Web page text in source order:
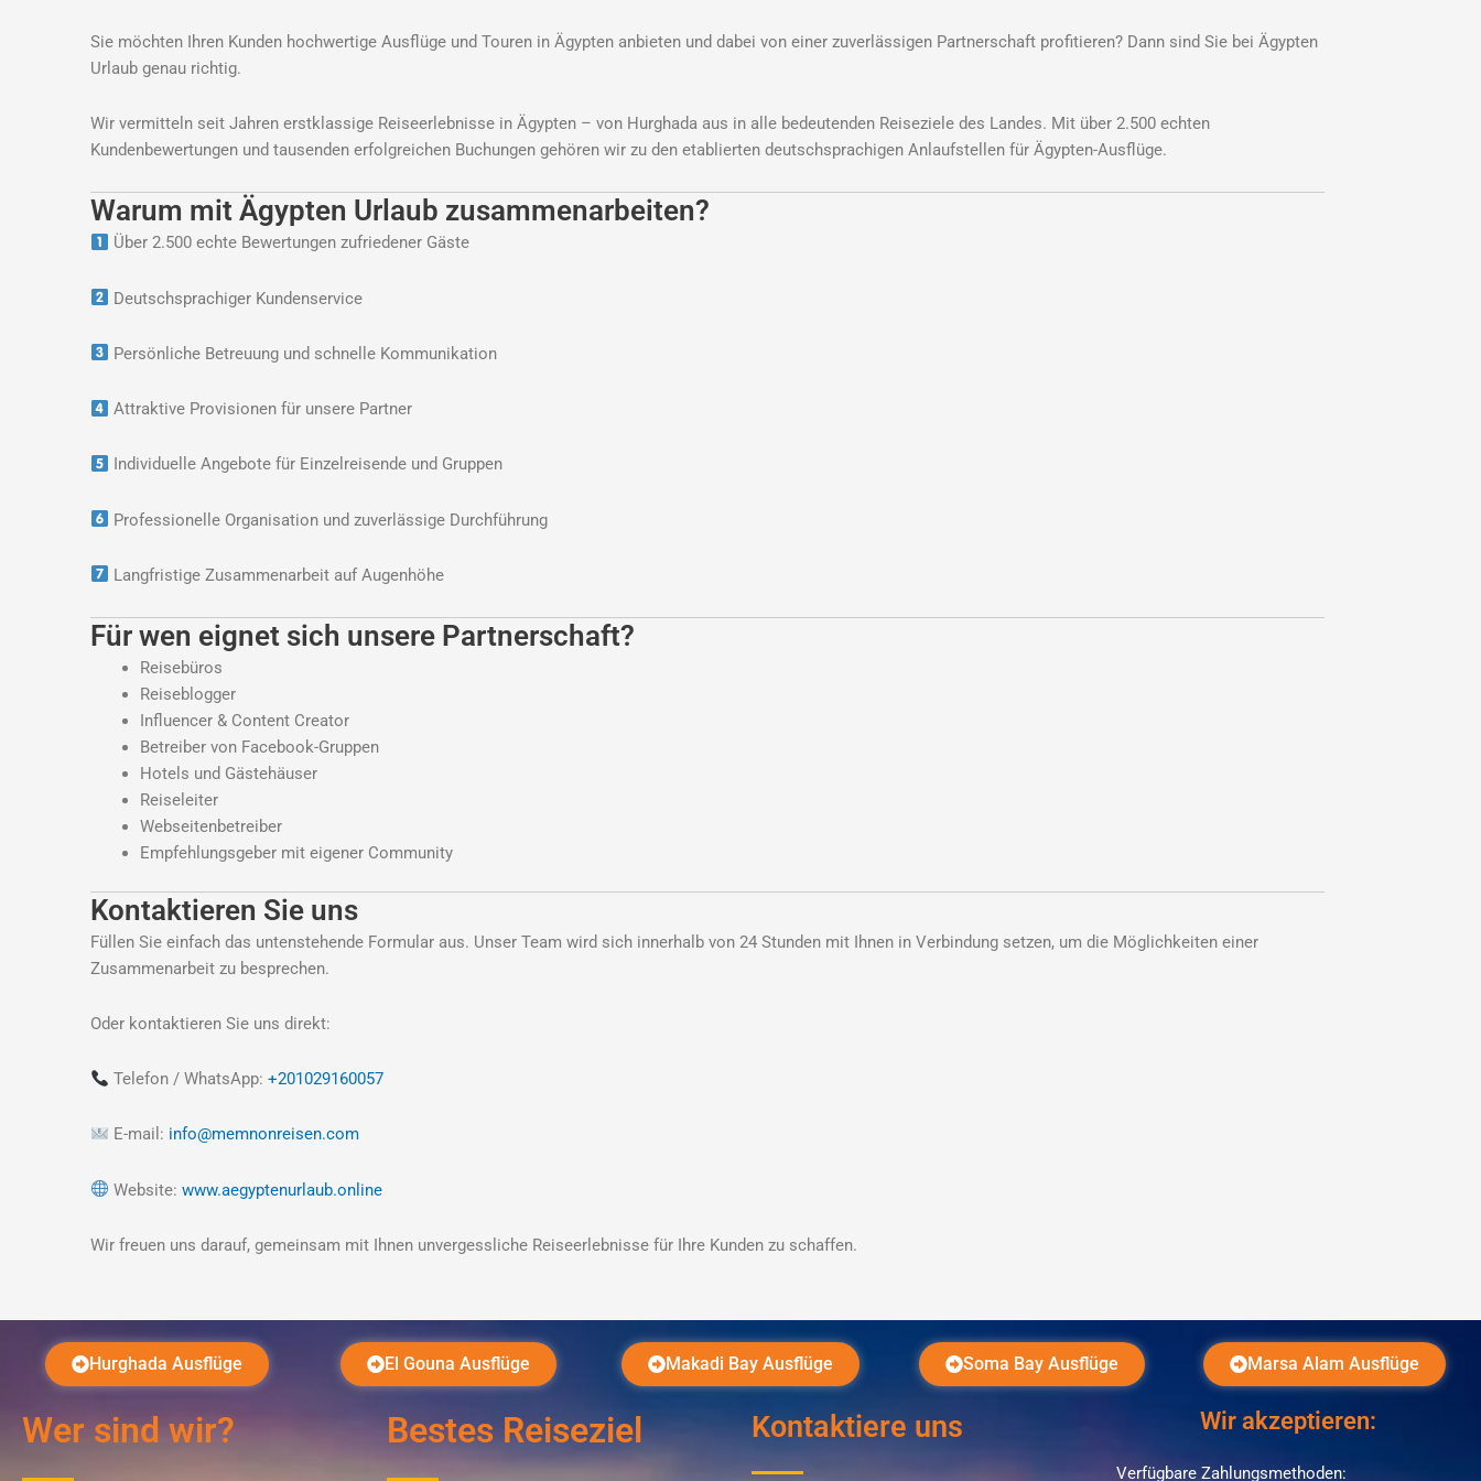
Sie möchten Ihren Kunden hochwertige Ausflüge und Touren in Ägypten anbieten und dabei von einer zuverlässigen Partnerschaft profitieren? Dann sind Sie bei Ägypten
Urlaub genau richtig.
Wir vermitteln seit Jahren erstklassige Reiseerlebnisse in Ägypten – von Hurghada aus in alle bedeutenden Reiseziele des Landes. Mit über 2.500 echten
Kundenbewertungen und tausenden erfolgreichen Buchungen gehören wir zu den etablierten deutschsprachigen Anlaufstellen für Ägypten-Ausflüge.
Warum mit Ägypten Urlaub zusammenarbeiten?
Über 2.500 echte Bewertungen zufriedener Gäste
Deutschsprachiger Kundenservice
Persönliche Betreuung und schnelle Kommunikation
Attraktive Provisionen für unsere Partner
Individuelle Angebote für Einzelreisende und Gruppen
Professionelle Organisation und zuverlässige Durchführung
Langfristige Zusammenarbeit auf Augenhöhe
Für wen eignet sich unsere Partnerschaft?
Reisebüros
Reiseblogger
Influencer & Content Creator
Betreiber von Facebook-Gruppen
Hotels und Gästehäuser
Reiseleiter
Webseitenbetreiber
Empfehlungsgeber mit eigener Community
Kontaktieren Sie uns
Füllen Sie einfach das untenstehende Formular aus. Unser Team wird sich innerhalb von 24 Stunden mit Ihnen in Verbindung setzen, um die Möglichkeiten einer
Zusammenarbeit zu besprechen.
Oder kontaktieren Sie uns direkt:
Telefon / WhatsApp:+201029160057
E-mail: info@memnonreisen.com
Website:www.aegyptenurlaub.online
Wir freuen uns darauf, gemeinsam mit Ihnen unvergessliche Reiseerlebnisse für Ihre Kunden zu schaffen.
Hurghada Ausflüge El Gouna Ausflüge Makadi Bay Ausflüge Soma Bay Ausflüge Marsa Alam Ausflüge
Wer sind wir? Bestes Reiseziel Kontaktiere uns Wir akzeptieren:
Verfügbare Zahlungsmethoden: